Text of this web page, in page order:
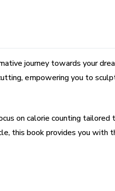
journey towards your
empowering you to
on calorie counting tailored
this book provides you with